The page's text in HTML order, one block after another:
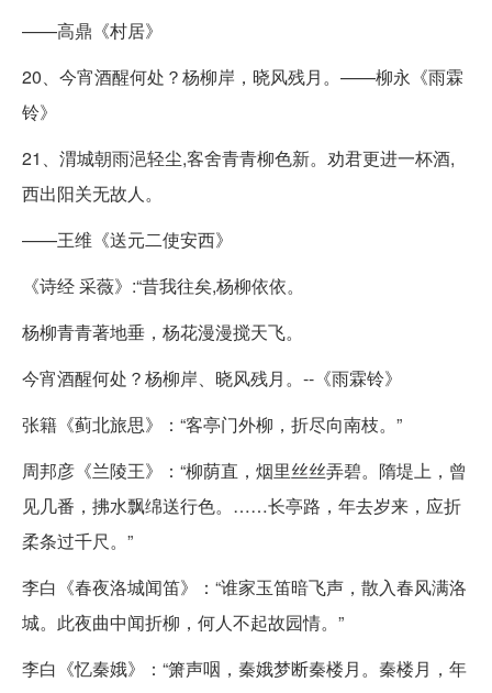
——高鼎《村居》
20、今宵酒醒何处？杨柳岸，晓风残月。——柳永《雨霖
铃》
21、渭城朝雨浥轻尘,客舍青青柳色新。劝君更进一杯酒,
西出阳关无故人。
——王维《送元二使安西》
《诗经 采薇》:“昔我往矣,杨柳依依。
杨柳青青著地垂，杨花漫漫搅天飞。
今宵酒醒何处？杨柳岸、晓风残月。--《雨霖铃》
张籍《蓟北旅思》：“客亭门外柳，折尽向南枝。”
周邦彦《兰陵王》：“柳荫直，烟里丝丝弄碧。隋堤上，曾
见几番，拂水飘绵送行色。……长亭路，年去岁来，应折
柔条过千尺。”
李白《春夜洛城闻笛》：“谁家玉笛暗飞声，散入春风满洛
城。此夜曲中闻折柳，何人不起故园情。”
李白《忆秦娥》：“箫声咽，秦娥梦断秦楼月。秦楼月，年